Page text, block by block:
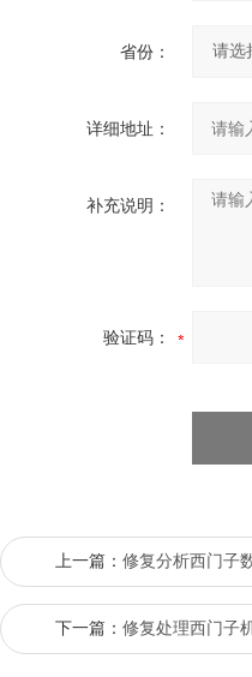
省份：
详细地址：
补充说明：
验证码：
上一篇： 修复分析西门子
下一篇： 修复处理西门子